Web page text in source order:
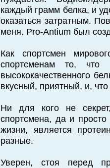
каждый грамм белка, и
оказаться затратным.
меня. Pro-Antium был
Как спортсмен
спортсменам то,
высококачественного
вкусный, приятный, и,
Ни для кого не
спортсмена, да и
жизни, является
разные.
Уверен, стоя перед